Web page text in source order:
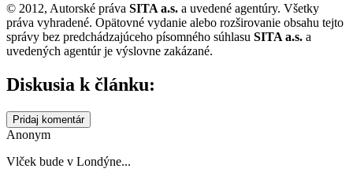
© 2012, Autorské práva SITA a.s. a uvedené agentúry. Všetky
práva vyhradené. Opätovné vydanie alebo rozširovanie obsahu tejto
správy bez predchádzajúceho písomného súhlasu SITA a.s. a
uvedených agentúr je výslovne zakázané.
Diskusia k článku:
Pridaj komentár
Anonym
Vlček bude v Londýne...